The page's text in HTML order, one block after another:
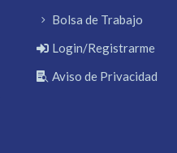
Bolsa de Trabajo
Login/Registrarme
Aviso de Privacidad